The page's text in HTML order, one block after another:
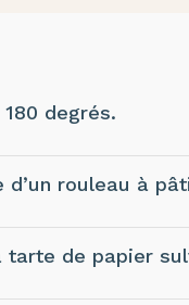
degrés.
d’un rouleau à
tarte de papier